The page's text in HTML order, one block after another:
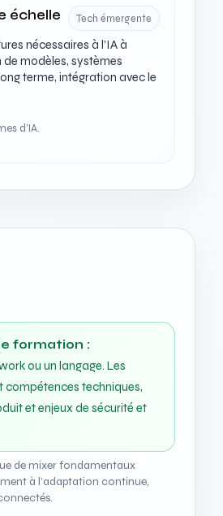
échelle Tech émergente
nécessaires à l’IA à
modèles, systèmes
terme, intégration avec le
d’IA.
formation :
ou un langage. Les
compétences techniques,
et enjeux de sécurité et
de mixer fondamentaux
à l’adaptation continue,